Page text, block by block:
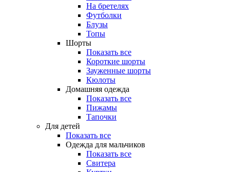
На бретелях
Футболки
Блузы
Топы
Шорты
Показать все
Короткие шорты
Зауженные шорты
Кюлоты
Домашняя одежда
Показать все
Пижамы
Тапочки
Для детей
Показать все
Одежда для мальчиков
Показать все
Свитера